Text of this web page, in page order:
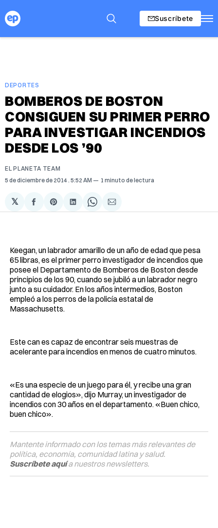
Suscríbete
DEPORTES
BOMBEROS DE BOSTON
CONSIGUEN SU PRIMER PERRO
PARA INVESTIGAR INCENDIOS
DESDE LOS ’90
EL PLANETA TEAM
5 de diciembre de 2014 . 5:52 AM 1 minuto de lectura
𝕏
Compartir
en
Share
on
Compartir
en
Share
on
Compartir
via
Keegan, un labrador amarillo de un año de edad que pesa
65 libras, es el primer perro investigador de incendios que
posee el Departamento de Bomberos de Boston desde
principios de los 90, cuando se jubiló a un labrador negro
junto a su cuidador. En los años intermedios, Boston
empleó a los perros de la policía estatal de
Massachusetts.
Este can es capaz de encontrar seis muestras de
acelerante para incendios en menos de cuatro minutos.
«Es una especie de un juego para él, y recibe una gran
cantidad de elogios», dijo Murray, un investigador de
incendios con 30 años en el departamento. «Buen chico,
buen chico».
Mantente informado con los temas más relevantes de
política, economía, comunidad latina y salud.
Suscríbete aquía nuestros newsletters.